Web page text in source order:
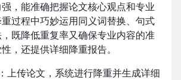
，能准确把握论文核心观点和专业
过程中巧妙运用同义词替换、句式
既降低重复率又确保专业内容的准
，还提供详细降重报告。
上传论文，系统进行降重并生成详细